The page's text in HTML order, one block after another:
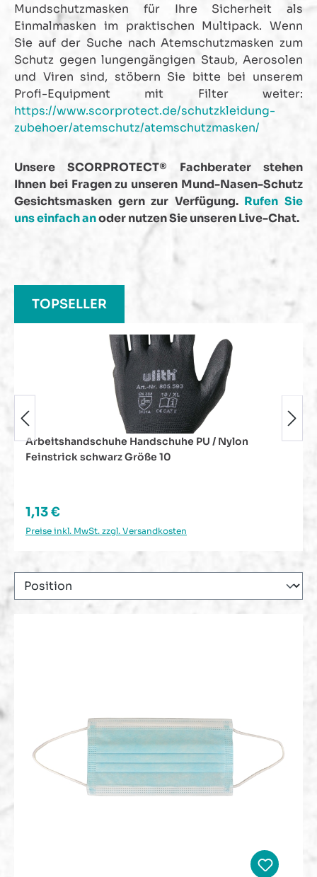
Mundschutzmasken für Ihre Sicherheit als
Einmalmasken im praktischen Multipack. Wenn
Sie auf der Suche nach Atemschutzmasken zum
Schutz gegen lungengängigen Staub, Aerosolen
und Viren sind, stöbern Sie bitte bei unserem
Profi-Equipment mit Filter weiter:
https://www.scorprotect.de/schutzkleidung-
zubehoer/atemschutz/atemschutzmasken/
Unsere SCORPROTECT® Fachberater stehen
Ihnen bei Fragen zu unseren Mund-Nasen-Schutz
Gesichtsmasken gern zur Verfügung. Rufen Sie
uns einfach anoder nutzen Sie unseren Live-Chat.
TOPSELLER
Arbeitshandschuhe Handschuhe PU / Nylon
Feinstrick schwarz Größe 10
Regulärer Preis:
1,13 €
Preise inkl. MwSt. zzgl. Versandkosten